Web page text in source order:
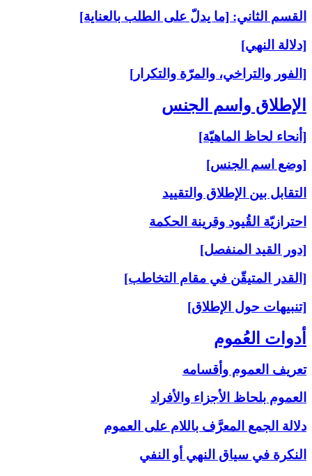
القسم الثاني: [ما يدلّ على الطلب بالعناية]
[دلالة النهي]
[الفور والتراخي، والمرّة والتكرار]
الإطلاق واسم الجنس‏
[أنحاء لحاظ الماهيّة]
[وضع اسم الجنس]
التقابل بين الإطلاق والتقييد
احترازيّة القُيود وقرينة الحكمة
[دور القيد المنفصل]
[القدر المتيقّن في مقام التخاطب]
[تنبيهات حول الإطلاق]
أدوات العُموم
تعريف العموم وأقسامه
العموم بلحاظ الأجزاء والأفراد
دلالة الجمع المعرَّف باللام على‏ العموم
النكرة في سياق النهي أو النفي